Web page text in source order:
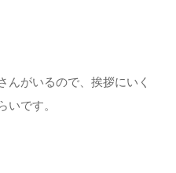
んがいるので、挨拶にいく
いです。